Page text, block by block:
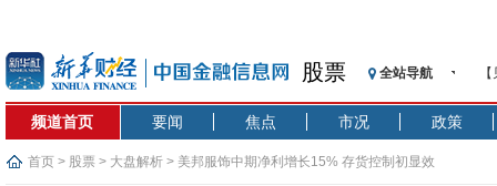
股票 全站导航
记
频道首页 要闻 焦点 市况 政策
首页 > 股票 > 大盘解析 > 美邦服饰中期净利增长15% 存货控制初显效